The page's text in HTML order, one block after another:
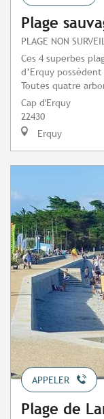
Plage
PLAGE NON
Ces 4 superbes
d’Erquy
Toutes quatre
Cap d'Erquy
22430
Erquy
APPELER
Plage de